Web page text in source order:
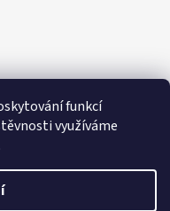
funkcí
využíváme